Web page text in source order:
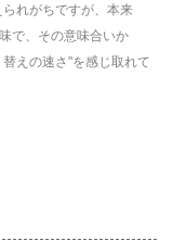
れがちですが、本来
で、その意味合いか
えの速さ"を感じ取れて